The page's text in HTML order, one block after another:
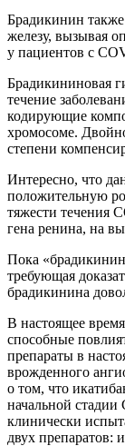
Брадикинин
железу, вызывая
у пациентов с
Брадикининовая
течение
кодирующие
хромосоме.
степени
Интересно, что
положительную
тяжести течения
гена ренина, на
Пока
требующая
брадикинина
В настоящее
способные
препараты в
врожденного
о том, что
начальной
клинически
двух препаратов: